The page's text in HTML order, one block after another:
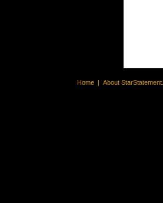
Home | About